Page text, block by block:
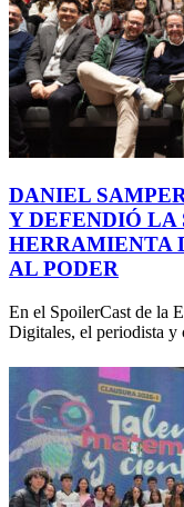
DANIEL
Y DEFENDIÓ LA
HERRAMIENTA
AL PODER
En el SpoilerCast de la
Digitales, el periodista y